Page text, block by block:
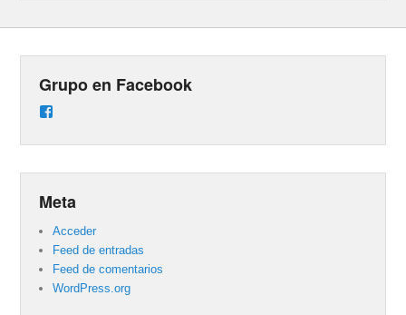
Grupo en Facebook
Meta
Acceder
Feed de entradas
Feed de comentarios
WordPress.org